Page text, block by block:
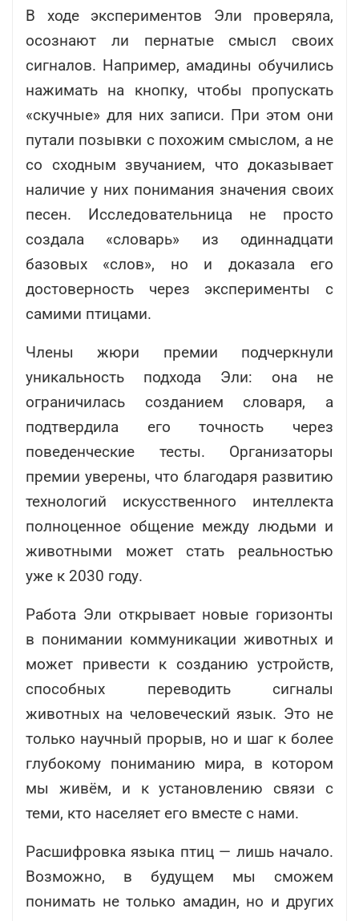
В ходе экспериментов Эли проверяла,
осознают ли пернатые смысл своих
сигналов. Например, амадины обучились
нажимать на кнопку, чтобы пропускать
«скучные» для них записи. При этом они
путали позывки с похожим смыслом, а не
со сходным звучанием, что доказывает
наличие у них понимания значения своих
песен. Исследовательница не просто
создала «словарь» из одиннадцати
базовых «слов», но и доказала его
достоверность через эксперименты с
самими птицами.
Члены жюри премии подчеркнули
уникальность подхода Эли: она не
ограничилась созданием словаря, а
подтвердила его точность через
поведенческие тесты. Организаторы
премии уверены, что благодаря развитию
технологий искусственного интеллекта
полноценное общение между людьми и
животными может стать реальностью
уже к 2030 году.
Работа Эли открывает новые горизонты
в понимании коммуникации животных и
может привести к созданию устройств,
способных переводить сигналы
животных на человеческий язык. Это не
только научный прорыв, но и шаг к более
глубокому пониманию мира, в котором
мы живём, и к установлению связи с
теми, кто населяет его вместе с нами.
Расшифровка языка птиц — лишь начало.
Возможно, в будущем мы сможем
понимать не только амадин, но и других